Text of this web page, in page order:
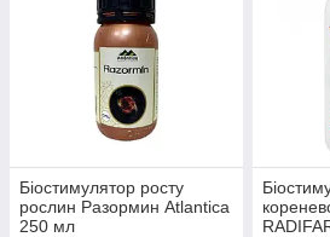
Біостимулятор росту
рослин Разормин Atlantica
250 мл